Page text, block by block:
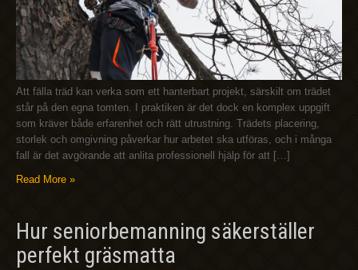
Att fälla träd kan verka som ett hanterbart projekt, särskilt om trädet
står på den egna tomten. I praktiken är det dock en komplex uppgift
som kräver både erfarenhet och rätt utrustning. Trädets placering,
storlek och omgivning påverkar hur arbetet ska utföras, och i många
fall är det avgörande att anlita professionell hjälp för att […]
Read More »
Hur seniorbemanning säkerställer
perfekt gräsmatta